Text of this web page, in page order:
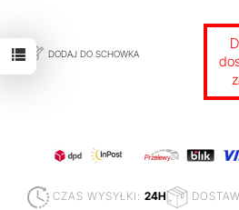
DODAJ DO SCHOWKA
CZAS WYSYŁKI: 24H